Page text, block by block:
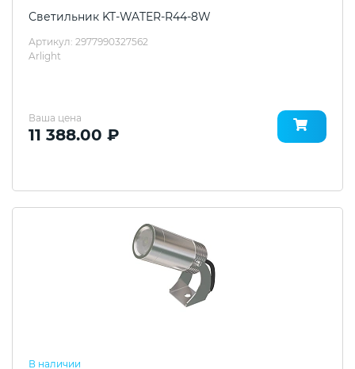
Светильник KT-WATER-R44-8W
Артикул: 2977990327562
Arlight
Ваша цена
11 388.00 ₽
В наличии